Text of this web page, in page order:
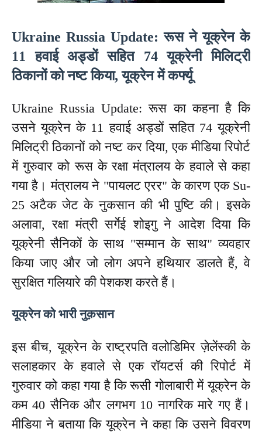
Ukraine Russia Update: रूस ने यूक्रेन के
11 हवाई अड्डों सहित 74 यूक्रेनी मिलिट्री
ठिकानों को नष्ट किया, यूक्रेन में कर्फ्यू
Ukraine Russia Update: रूस का कहना है कि
उसने यूक्रेन के 11 हवाई अड्डों सहित 74 यूक्रेनी
मिलिट्री ठिकानों को नष्ट कर दिया, एक मीडिया रिपोर्ट
में गुरुवार को रूस के रक्षा मंत्रालय के हवाले से कहा
गया है। मंत्रालय ने "पायलट एरर" के कारण एक Su-
25 अटैक जेट के नुकसान की भी पुष्टि की। इसके
अलावा, रक्षा मंत्री सर्गेई शोइगु ने आदेश दिया कि
यूक्रेनी सैनिकों के साथ "सम्मान के साथ" व्यवहार
किया जाए और जो लोग अपने हथियार डालते हैं, वे
सुरक्षित गलियारे की पेशकश करते हैं।
यूक्रेन को भारी नुक़सान
इस बीच, यूक्रेन के राष्ट्रपति वलोडिमिर ज़ेलेंस्की के
सलाहकार के हवाले से एक रॉयटर्स की रिपोर्ट में
गुरुवार को कहा गया है कि रूसी गोलाबारी में यूक्रेन के
कम 40 सैनिक और लगभग 10 नागरिक मारे गए हैं।
मीडिया ने बताया कि यूक्रेन ने कहा कि उसने विवरण